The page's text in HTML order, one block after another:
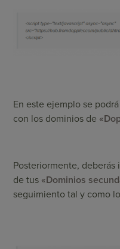
En este ejemplo se
con los dominios de
Posteriormente, deberás
de tus «Dominios
seguimiento tal y como